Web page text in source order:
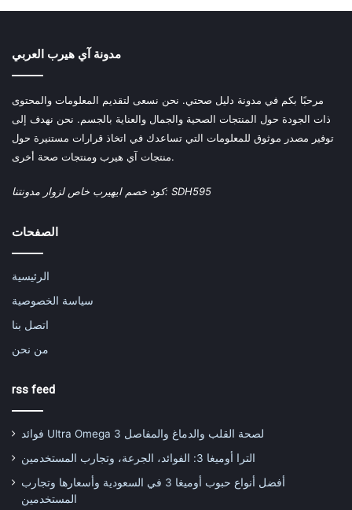
مدونة آي هيرب العربي
مرحبًا بكم في مدونة دليل صحتي. نحن نسعى لتقديم المعلومات والمحتوى
ذات الجودة حول المنتجات الصحية والجمال والعناية بالجسم. نحن نهدف إلى
توفير مصدر موثوق للمعلومات التي تساعدك في اتخاذ قرارات مستنيرة حول
منتجات آي هيرب ومنتجات صحة أخرى.
كود خصم ايهيرب خاص لزوار مدونتنا: SDH595
الصفحات
الرئيسية
سياسة الخصوصية
اتصل بنا
من نحن
rss feed
فوائد Ultra Omega 3 لصحة القلب والدماغ والمفاصل
الترا أوميغا 3: الفوائد، الجرعة، وتجارب المستخدمين
أفضل أنواع حبوب أوميغا 3 في السعودية وأسعارها وتجارب
المستخدمين